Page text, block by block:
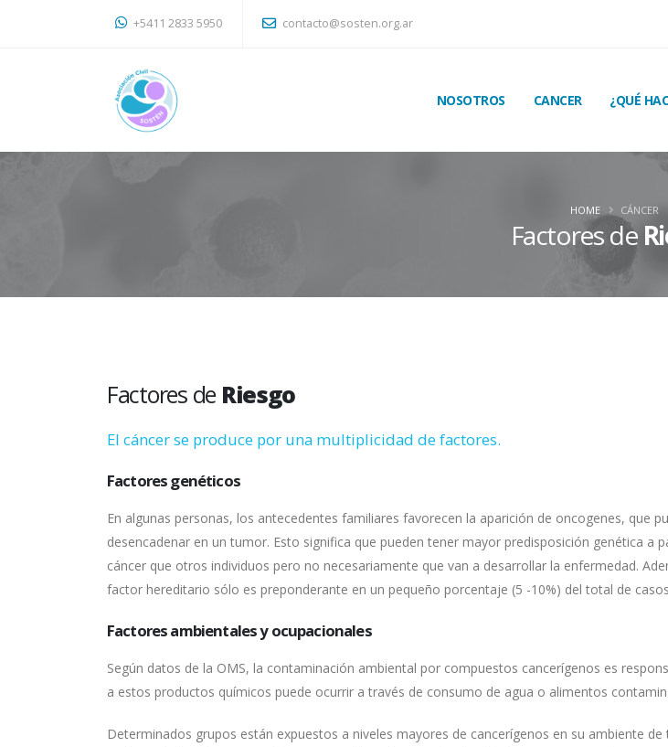
+5411 2833 5950 contacto@sosten.org.ar
NOSOTROS CANCER ¿QUÉ
Factores de
HOME CÁNCER
Factores de Riesgo
El cáncer se produce por una multiplicidad de factores.
Factores genéticos
En algunas personas, los antecedentes familiares favorecen la aparición de oncogenes, que
desencadenar en un tumor. Esto significa que pueden tener mayor predisposición genética a
cáncer que otros individuos pero no necesariamente que van a desarrollar la enfermedad.
factor hereditario sólo es preponderante en un pequeño porcentaje (5 -10%) del total de
Factores ambientales y ocupacionales
Según datos de la OMS, la contaminación ambiental por compuestos cancerígenos es
a estos productos químicos puede ocurrir a través de consumo de agua o alimentos
Determinados grupos están expuestos a niveles mayores de cancerígenos en su ambiente